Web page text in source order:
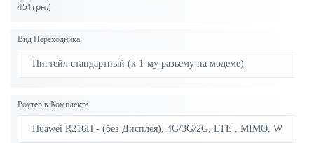
451грн.)
Вид Переходника
Роутер в Комплекте